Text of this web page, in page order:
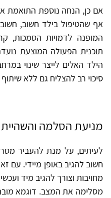
אם כן, הנחה נוספת התואמת
אף שהטיפול בילד חשוב,
המופנה לדמויות הסמכות,
תוכנית הפעולה המוצעת
הילד האלים לייצר שינוי
סיכוי רב להצליח גם ללא
מניעת הסלמה
לעיתים, על מנת להעביר
חשוב להגיב באופן מיידי.
מחויבות וצורך להגיב מיד
מסלימה את המצב. דוגמא